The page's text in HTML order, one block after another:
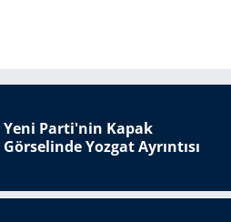
Yeni Parti'nin Kapak
Görselinde Yozgat Ayrıntısı